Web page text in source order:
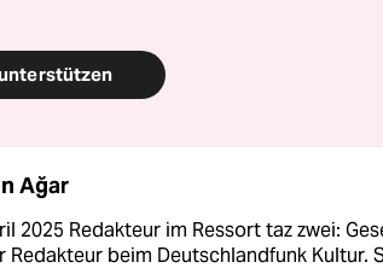
Ağar
2025 Redakteur im Ressort taz zwei:
Redakteur beim Deutschlandfunk Kultur.